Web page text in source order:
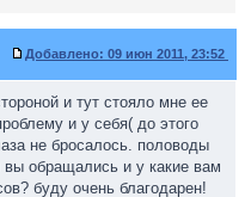
Добавлено: 09 июн 2011, 23:52
и тут стояло мне ее
и у себя( до этого
не бросалось. половоды
обращались и у какие вам
буду очень благодарен!